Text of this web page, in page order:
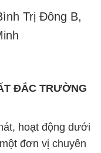
Trị Đông B,
ĐẮC TRƯỜNG
hoạt động dưới
đơn vị chuyên